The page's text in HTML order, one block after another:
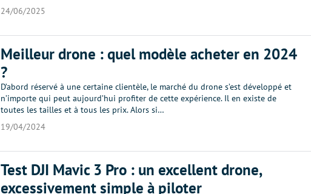
24/06/2025
Meilleur drone : quel modèle acheter en 2024
?
D’abord réservé à une certaine clientèle, le marché du drone s’est développé et
n’importe qui peut aujourd’hui profiter de cette expérience. Il en existe de
toutes les tailles et à tous les prix. Alors si…
19/04/2024
Test DJI Mavic 3 Pro : un excellent drone,
excessivement simple à piloter